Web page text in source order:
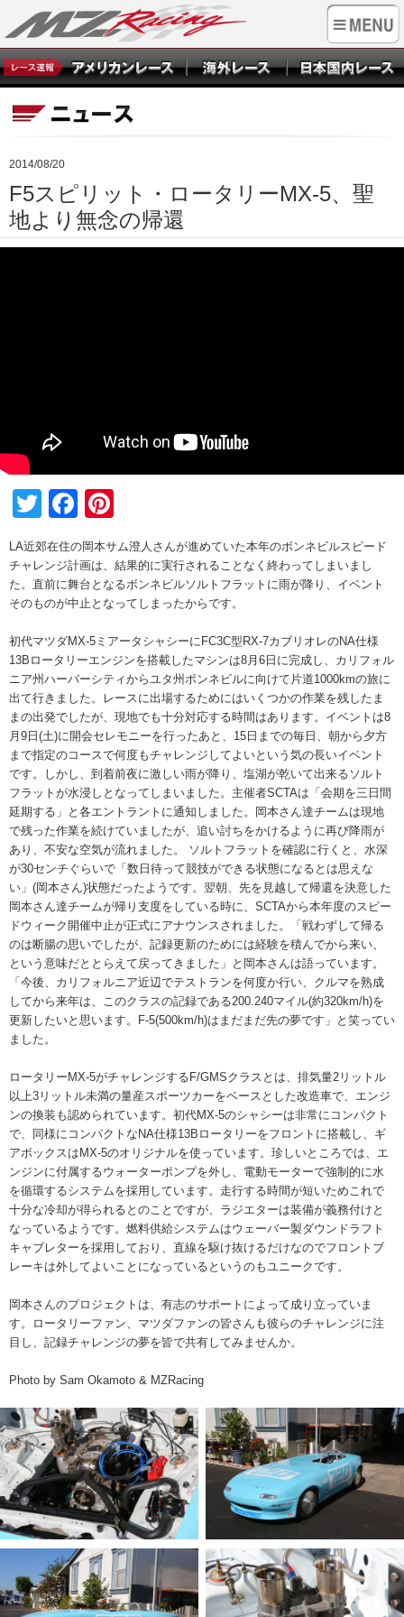
2014/08/20
F5スピリット・ロータリーMX-5、聖
地より無念の帰還
TwitterFacebook
LA近郊在住の岡本サム澄人さんが進めていた本年のボンネビルスピード
チャレンジ計画は、結果的に実行されることなく終わってしまいまし
た。直前に舞台となるボンネビルソルトフラットに雨が降り、イベント
そのものが中止となってしまったからです。
初代マツダMX-5ミアータシャシーにFC3C型RX-7カブリオレのNA仕様
13Bロータリーエンジンを搭載したマシンは8月6日に完成し、カリフォル
ニア州ハーバーシティからユタ州ボンネビルに向けて片道1000kmの旅に
出て行きました。レースに出場するためにはいくつかの作業を残したま
まの出発でしたが、現地でも十分対応する時間はあります。イベントは8
月9日(土)に開会セレモニーを行ったあと、15日までの毎日、朝から夕方
まで指定のコースで何度もチャレンジしてよいという気の長いイベント
です。しかし、到着前夜に激しい雨が降り、塩湖が乾いて出来るソルト
フラットが水浸しとなってしまいました。主催者SCTAは「会期を三日間
延期する」と各エントラントに通知しました。岡本さん達チームは現地
で残った作業を続けていましたが、追い討ちをかけるように再び降雨が
あり、不安な空気が流れました。 ソルトフラットを確認に行くと、水深
が30センチぐらいで「数日待って競技ができる状態になるとは思えな
い」(岡本さん)状態だったようです。翌朝、先を見越して帰還を決意した
岡本さん達チームが帰り支度をしている時に、SCTAから本年度のスピー
ドウィーク開催中止が正式にアナウンスされました。「戦わずして帰る
のは断腸の思いでしたが、記録更新のためには経験を積んでから来い、
という意味だととらえて戻ってきました」と岡本さんは語っています。
「今後、カリフォルニア近辺でテストランを何度か行い、クルマを熟成
してから来年は、このクラスの記録である200.240マイル(約320km/h)を
更新したいと思います。F-5(500km/h)はまだまだ先の夢です」と笑ってい
ました。
ロータリーMX-5がチャレンジするF/GMSクラスとは、排気量2リットル
以上3リットル未満の量産スポーツカーをベースとした改造車で、エンジ
ンの換装も認められています。初代MX-5のシャシーは非常にコンパクト
で、同様にコンパクトなNA仕様13Bロータリーをフロントに搭載し、ギ
アボックスはMX-5のオリジナルを使っています。珍しいところでは、エ
ンジンに付属するウォーターポンプを外し、電動モーターで強制的に水
を循環するシステムを採用しています。走行する時間が短いためこれで
十分な冷却が得られるとのことですが、ラジエターは装備が義務付けと
なっているようです。燃料供給システムはウェーバー製ダウンドラフト
キャブレターを採用しており、直線を駆け抜けるだけなのでフロントブ
レーキは外してよいことになっているというのもユニークです。
岡本さんのプロジェクトは、有志のサポートによって成り立っていま
す。ロータリーファン、マツダファンの皆さんも彼らのチャレンジに注
目し、記録チャレンジの夢を皆で共有してみませんか。
Photo by Sam Okamoto & MZRacing